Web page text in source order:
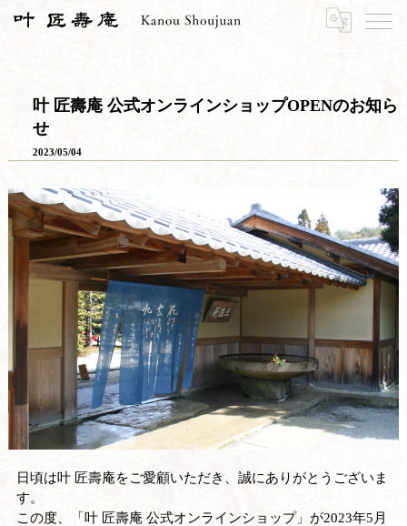
お知らせ 叶 匠壽庵 公式オンラインショップOPENのお知らせ
叶 匠壽庵 公式オンラインショップOPENのお知ら
せ
2023/05/04
日頃は叶 匠壽庵をご愛顧いただき、誠にありがとうございま
す。
この度、「叶 匠壽庵 公式オンラインショップ」が2023年5月